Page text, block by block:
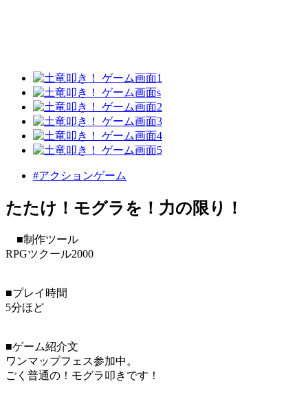
#アクションゲーム
たたけ！モグラを！力の限り！
■制作ツール
RPGツクール2000
■プレイ時間
5分ほど
■ゲーム紹介文
ワンマップフェス参加中。
ごく普通の！モグラ叩きです！